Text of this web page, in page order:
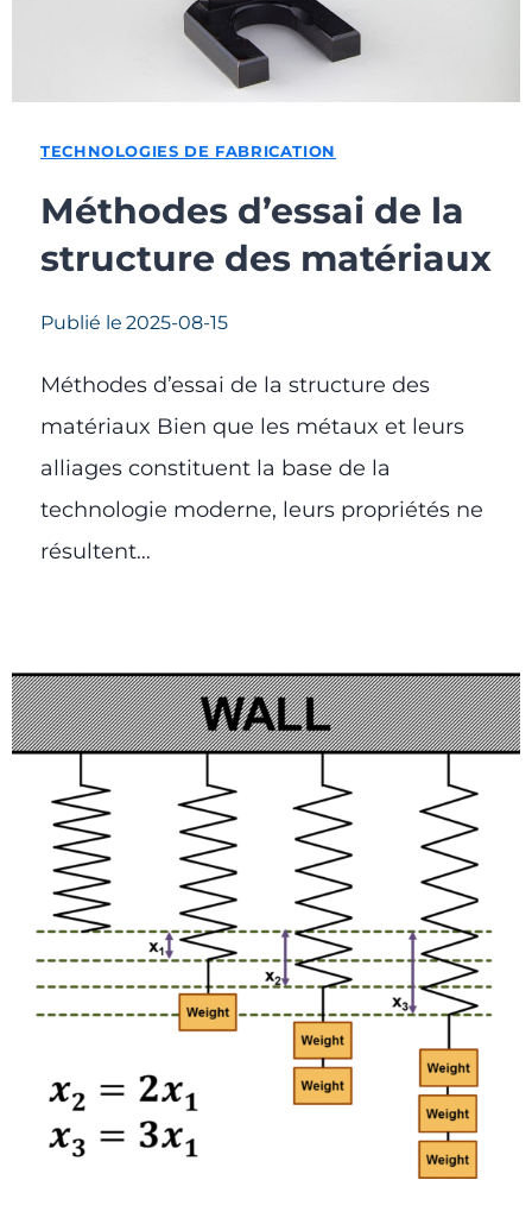
TECHNOLOGIES DE FABRICATION
Méthodes d’essai de la
structure des matériaux
Publié le 2025-08-15
Méthodes d’essai de la structure des
matériaux Bien que les métaux et leurs
alliages constituent la base de la
technologie moderne, leurs propriétés ne
résultent…